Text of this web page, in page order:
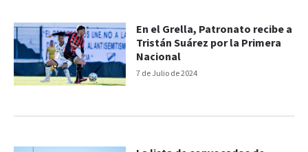
7 de Julio de 2024
En el Grella, Patronato recibe a
Tristán Suárez por la Primera
Nacional